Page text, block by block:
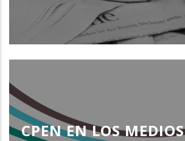
CPEN EN LOS MEDIOS